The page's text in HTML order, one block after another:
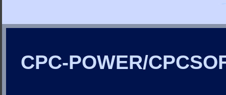
CPC-POWER/